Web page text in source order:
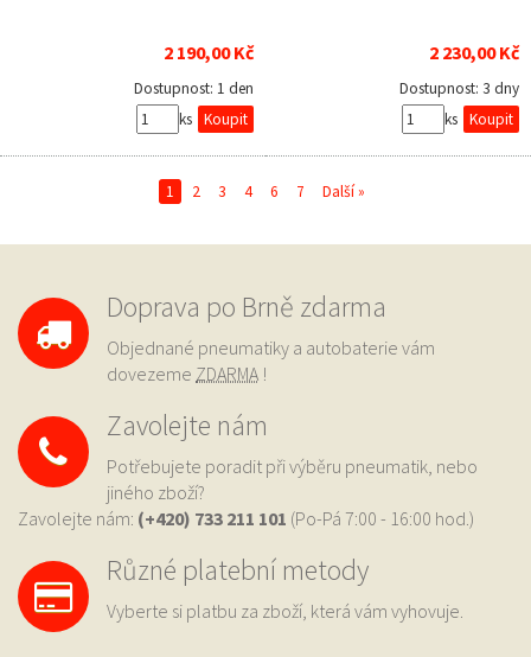
2 190,00 Kč
Dostupnost: 1 den
ks
2 230,00 Kč
Dostupnost: 3 dny
ks
1 2 3 4 6 7 Další »
Doprava po Brně zdarma
Objednané pneumatiky a autobaterie vám
dovezeme ZDARMA !
Zavolejte nám
Potřebujete poradit při výběru pneumatik, nebo
jiného zboží?
Zavolejte nám: (+420) 733 211 101 (Po-Pá 7:00 - 16:00 hod.)
Různé platební metody
Vyberte si platbu za zboží, která vám vyhovuje.